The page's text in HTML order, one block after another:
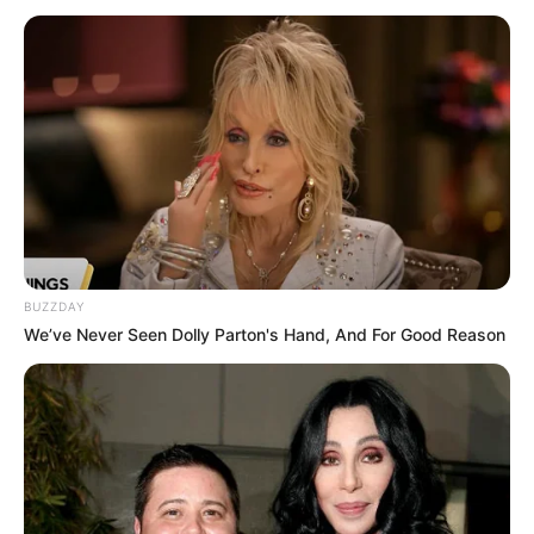
zusammen mit dem Schlossmuseum das ganze Jahr über
Modellbahn Wiehe
In Wiehe können Modelleisenbahnanlagen
besichtigt werden, die Groß und Klein zum
Staunen bringen. Von der Gesamtfläche
her gilt die Ausstellung als die weltweit größte ihrer Art.
Damit gehört die Anlage auch zu den beliebten
Winterausflugszielen in Thüringen
Panorama Museum Bad Frankenhausen
Ein riesiges Gemälde zeigt in Bad
Frankenhausen den Deutschen
Bauernkrieg mit der Schlacht am
Kyffhäuser und die Zeit der Renaissance.
BUZZDAY
We’ve Never Seen Dolly Parton's Hand, And For Good Reason